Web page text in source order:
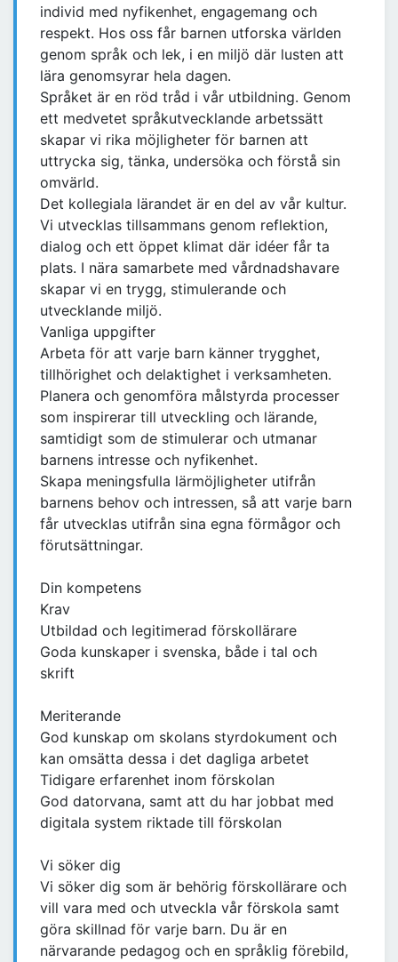
individ med nyfikenhet, engagemang och
respekt. Hos oss får barnen utforska världen
genom språk och lek, i en miljö där lusten att
lära genomsyrar hela dagen.
Språket är en röd tråd i vår utbildning. Genom
ett medvetet språkutvecklande arbetssätt
skapar vi rika möjligheter för barnen att
uttrycka sig, tänka, undersöka och förstå sin
omvärld.
Det kollegiala lärandet är en del av vår kultur.
Vi utvecklas tillsammans genom reflektion,
dialog och ett öppet klimat där idéer får ta
plats. I nära samarbete med vårdnadshavare
skapar vi en trygg, stimulerande och
utvecklande miljö.
Vanliga uppgifter
Arbeta för att varje barn känner trygghet,
tillhörighet och delaktighet i verksamheten.
Planera och genomföra målstyrda processer
som inspirerar till utveckling och lärande,
samtidigt som de stimulerar och utmanar
barnens intresse och nyfikenhet.
Skapa meningsfulla lärmöjligheter utifrån
barnens behov och intressen, så att varje barn
får utvecklas utifrån sina egna förmågor och
förutsättningar.
Din kompetens
Krav
Utbildad och legitimerad förskollärare
Goda kunskaper i svenska, både i tal och
skrift
Meriterande
God kunskap om skolans styrdokument och
kan omsätta dessa i det dagliga arbetet
Tidigare erfarenhet inom förskolan
God datorvana, samt att du har jobbat med
digitala system riktade till förskolan
Vi söker dig
Vi söker dig som är behörig förskollärare och
vill vara med och utveckla vår förskola samt
göra skillnad för varje barn. Du är en
närvarande pedagog och en språklig förebild,